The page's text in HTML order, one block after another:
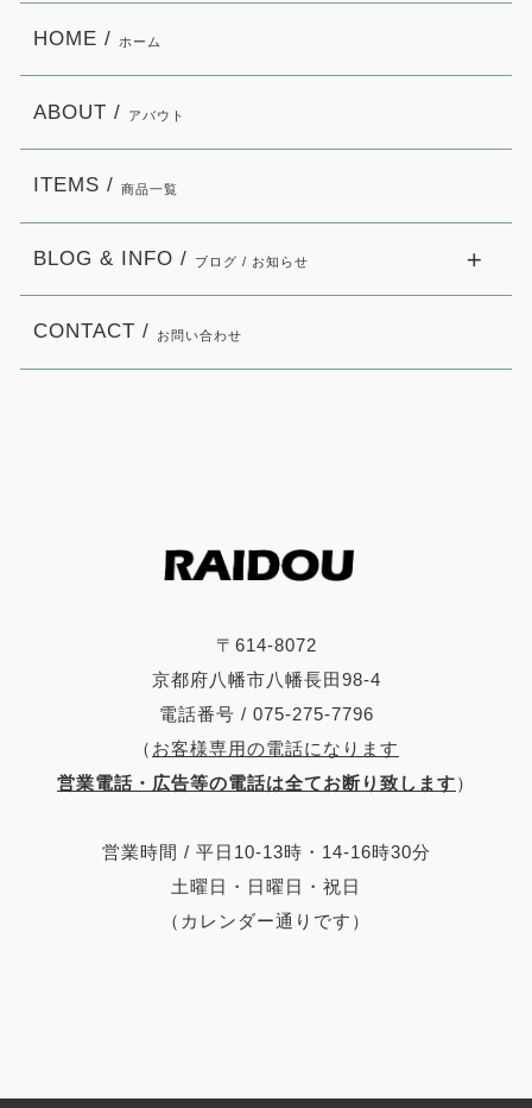
〒614-8072
京都府八幡市八幡長田98-4
電話番号 / 075-275-7796
（ お客様専用の電話になります
営業電話・広告等の電話は全てお断り致します）
営業時間 / 平日10-13時・14-16時30分
土曜日・日曜日・祝日
（カレンダー通りです）
HOME / ホーム
ABOUT / アバウト
ITEMS / 商品一覧
BLOG & INFO / ブログ / お知らせ
CONTACT / お問い合わせ